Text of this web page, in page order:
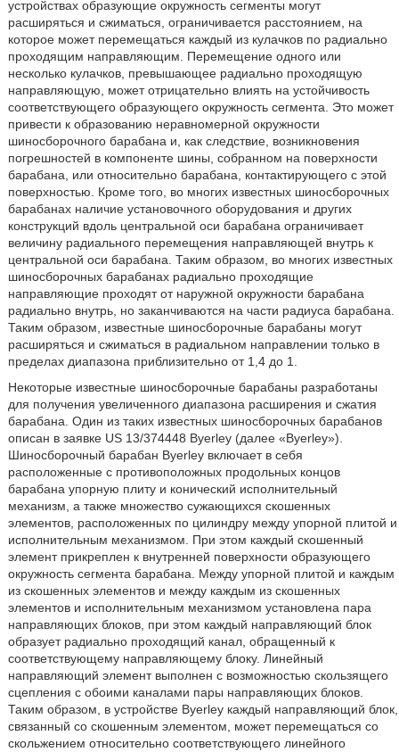
устройствах образующие окружность сегменты могут
расширяться и сжиматься, ограничивается расстоянием, на
которое может перемещаться каждый из кулачков по радиально
проходящим направляющим. Перемещение одного или
несколько кулачков, превышающее радиально проходящую
направляющую, может отрицательно влиять на устойчивость
соответствующего образующего окружность сегмента. Это может
привести к образованию неравномерной окружности
шиносборочного барабана и, как следствие, возникновения
погрешностей в компоненте шины, собранном на поверхности
барабана, или относительно барабана, контактирующего с этой
поверхностью. Кроме того, во многих известных шиносборочных
барабанах наличие установочного оборудования и других
конструкций вдоль центральной оси барабана ограничивает
величину радиального перемещения направляющей внутрь к
центральной оси барабана. Таким образом, во многих известных
шиносборочных барабанах радиально проходящие
направляющие проходят от наружной окружности барабана
радиально внутрь, но заканчиваются на части радиуса барабана.
Таким образом, известные шиносборочные барабаны могут
расширяться и сжиматься в радиальном направлении только в
пределах диапазона приблизительно от 1,4 до 1.
Некоторые известные шиносборочные барабаны разработаны
для получения увеличенного диапазона расширения и сжатия
барабана. Один из таких известных шиносборочных барабанов
описан в заявке US 13/374448 Byerley (далее «Byerley»).
Шиносборочный барабан Byerley включает в себя
расположенные с противоположных продольных концов
барабана упорную плиту и конический исполнительный
механизм, а также множество сужающихся скошенных
элементов, расположенных по цилиндру между упорной плитой и
исполнительным механизмом. При этом каждый скошенный
элемент прикреплен к внутренней поверхности образующего
окружность сегмента барабана. Между упорной плитой и каждым
из скошенных элементов и между каждым из скошенных
элементов и исполнительным механизмом установлена пара
направляющих блоков, при этом каждый направляющий блок
образует радиально проходящий канал, обращенный к
соответствующему направляющему блоку. Линейный
направляющий элемент выполнен с возможностью скользящего
сцепления с обоими каналами пары направляющих блоков.
Таким образом, в устройстве Byerley каждый направляющий блок,
связанный со скошенным элементом, может перемещаться со
скольжением относительно соответствующего линейного